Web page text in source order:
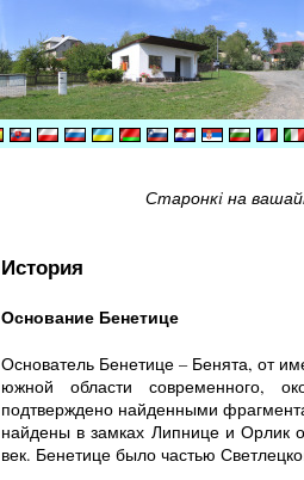
Старонкi на
История
Основание Бенетице
Основатель Бенетице – Бенята, от
южной области современного,
подтверждено найденными
найдены в замках Липнице и Орлик
век. Бенетице было частью